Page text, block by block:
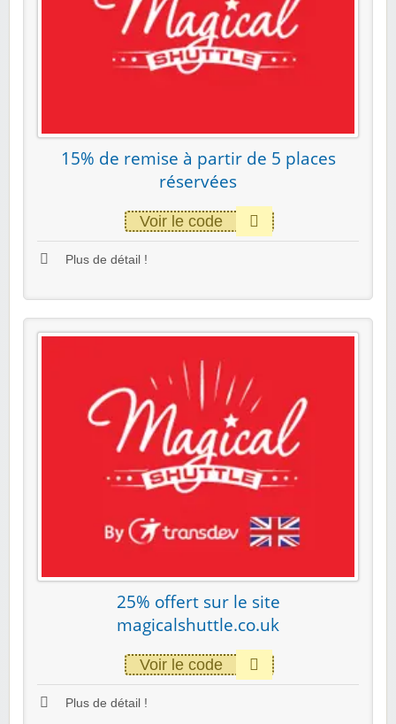
15% de remise à partir de 5 places
réservées
Voir le code
Plus de détail !
25% offert sur le site
magicalshuttle.co.uk
Voir le code
Plus de détail !